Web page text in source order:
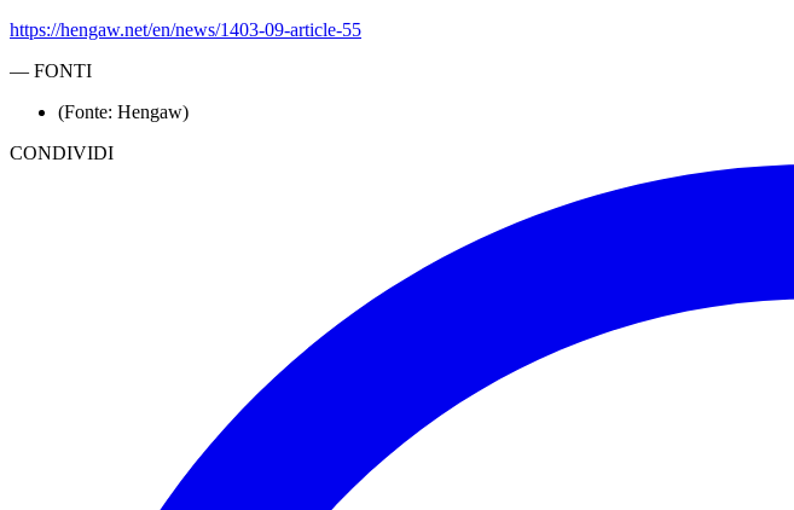
https://hengaw.net/en/news/1403-09-article-55
— FONTI
(Fonte: Hengaw)
CONDIVIDI